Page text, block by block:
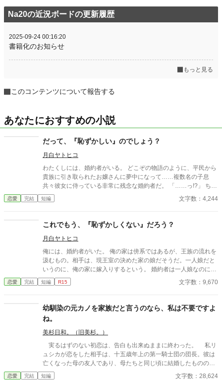
Na20の近況ボードの更新履歴
2025-09-24 00:16:20
書籍化のお知らせ
もっと見る
このコンテンツについて報告する
あなたにおすすめの小説
だって、『恥ずかしい』のでしょう？
月白ヤトヒコ
わたくしには、婚約者がいる。 どこぞの物語のように、平民から
貴族に引き取られたお嬢さんに夢中になって……複数名の子息
共々彼女に侍っている非常に残念な婚約者だ。 「……っ!?」 ちょ
っと通りすがっただけで、大袈裟にビクッと肩を震わせて顔を俯
ける彼女。そんな姿を見て、 「貴様！ 彼女になにかすることは
「彼とは単なる政略の婚約者ですので。羽目を外さなければ、如
何様にして頂いても結構です。但し、過度な身体接触は困ります
わ。変な病気でも移されては堪りませんもの」 「な、な、なにを
言っているんだっ!?」 「口付けでも、病気は移りますもの。無
論、それ以上の行為なら尚更。常識でしょう？」 「彼女を侮辱す
るなっ!?」 ヒステリックに叫んだのは、わたくしの義弟。 「こん
い加減にしてくださいっ!!」 「全くだ。こんな女が婚約者だなん
約を破棄したいという点に於いては、同意しますけど。 「そうで
すか、わかりました。では、皆様ごきげんよう」 さて、本当に
恋愛 完結 短編 文字数：4,244
これでもう、『恥ずかしくない』だろう？
月白ヤトヒコ
俺には、婚約者がいた。 俺の家は傍系ではあるが、王族の流れを
汲むもの。相手は、現王室の決めた家の娘だそうだ。一人娘だと
いうのに、俺の家に嫁入りするという。 婚約者は一人娘なのに後
継に選ばれない不出来な娘なのだと解釈した。そして、そんな不
出来な娘を俺の婚約者にした王室に腹が立った。 顔を見る度に、
のだからとそれなりの対応をしてやっていた。 学園に入学して、
俺はそこで彼女と出逢った。つい最近、貴族に引き取られたばか
りの元平民の令嬢。 婚約者とは全然違う無邪気な笑顔。気安い態
度、優しい言葉。そんな彼女に好意を抱いたのは、俺だけではな
かったようで……今は友人だが、いずれ俺の側近になる予定の二
人も彼女に好意を抱いているらしい。そして、婚約者の義弟も。
ある日、婚約者が彼女に絡んで来たので少し言い合いになった。
「こんな女が、義理とは言え姉だなんて僕は恥ずかしいですよ
っ！ いい加減にしてくださいっ!!」 婚約者の義弟の言葉に同意
恋愛 完結 短編 R15 文字数：9,670
幼馴染の元カノを家族だと言うのなら、私は不要ですよ
ね。
美杉日和。（旧美杉。）
実るはずのない初恋は、告白も出来ぬままに終わった。 私リ
ュシカが恋をした相手は、十五歳年上の第一騎士団の団長。彼は
亡くなった母の友人であり、母たちと同じ頃に結婚したものの、
早くに奥さんを私の母と同じ流行病で亡くしてしまった。 それ
以来独身の彼は、ただ亡くなった奥さんを思い生きてきた。そん
恋愛 完結 短編 文字数：28,624